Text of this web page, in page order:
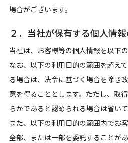
場合がございます。
２．当社が保有する個人情
当社は、お客様等の個人情報を以下
なお、以下の利用目的の範囲を超え
る場合は、法令に基づく場合を除き
意を得ることとします。ただし、取
らかであると認められる場合は省いて
また、以下の利用目的の範囲内でお
全部、または一部を委託することが